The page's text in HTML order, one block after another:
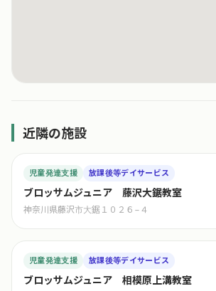
近隣の施設
児童発達支援 放課後等デイサービス
ブロッサムジュニア 藤沢大鋸教室
神奈川県藤沢市大鋸１０２６−４
児童発達支援 放課後等デイサービス
ブロッサムジュニア 相模原上溝教室